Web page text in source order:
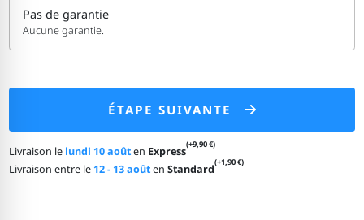
Pas de garantie
Aucune garantie.
ÉTAPE SUIVANTE
Livraison le lundi 10 aoûten Express(+9,90 €)
Livraison entre le 12 - 13 aoûtenStandard(+1,90 €)